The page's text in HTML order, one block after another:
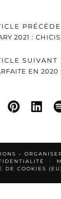
2021 :
SUIVANT
EN 2020
–
DE COOKIES